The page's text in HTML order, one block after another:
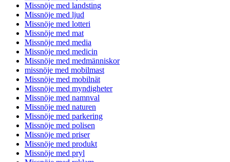
Missnöje med landsting
Missnöje med ljud
Missnöje med lotteri
Missnöje med mat
Missnöje med media
Missnöje med medicin
Missnöje med medmänniskor
missnöje med mobilmast
Missnöje med mobilnät
Missnöje med myndigheter
Missnöje med namnval
Missnöje med naturen
Missnöje med parkering
Missnöje med polisen
Missnöje med priser
Missnöje med produkt
Missnöje med pryl